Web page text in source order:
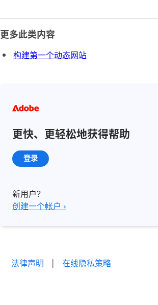
更多此类内容
构建第一个动态网站
更快、更轻松地获得帮助
登录
新用户？
创建一个帐户 ›
法律声明 | 在线隐私策略